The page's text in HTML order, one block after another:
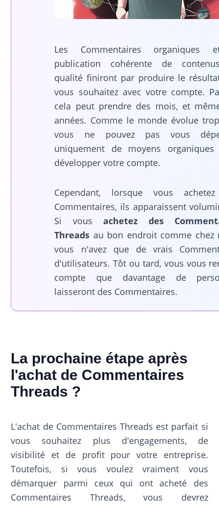
Les Commentaires organiques
publication cohérente de
qualité finiront par produire le
vous souhaitez avec votre compte.
cela peut prendre des mois, et
années. Comme le monde évolue
vous ne pouvez pas vous
uniquement de moyens
développer votre compte.
Cependant, lorsque vous
Commentaires, ils apparaissent
Si vous achetez des
Threads au bon endroit comme chez
vous n'avez que de vrais
d'utilisateurs. Tôt ou tard, vous vous
compte que davantage de
laisseront des Commentaires.
La prochaine étape après
l'achat de Commentaires
Threads ?
L'achat de Commentaires Threads est parfait si
vous souhaitez plus d'engagements, de
visibilité et de profit pour votre entreprise.
Toutefois, si vous voulez vraiment vous
démarquer parmi ceux qui ont acheté des
Commentaires Threads, vous devrez